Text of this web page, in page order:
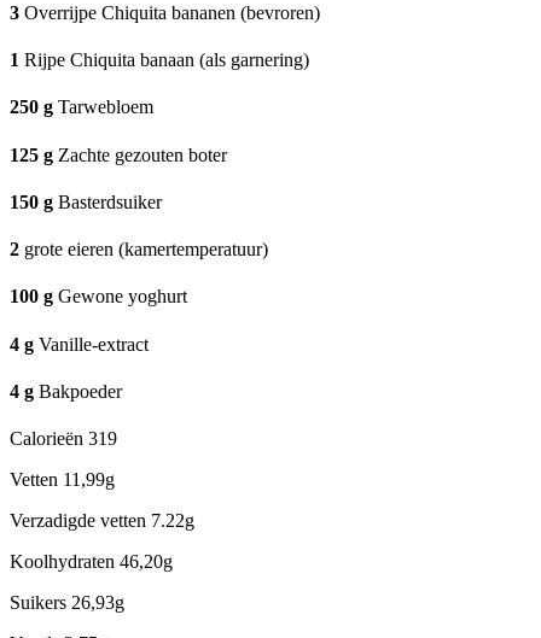
3 Overrijpe Chiquita bananen (bevroren)
1 Rijpe Chiquita banaan (als garnering)
250 g Tarwebloem
125 g Zachte gezouten boter
150 g Basterdsuiker
2 grote eieren (kamertemperatuur)
100 g Gewone yoghurt
4 g Vanille-extract
4 g Bakpoeder
Calorieën 319
Vetten 11,99g
Verzadigde vetten 7.22g
Koolhydraten 46,20g
Suikers 26,93g